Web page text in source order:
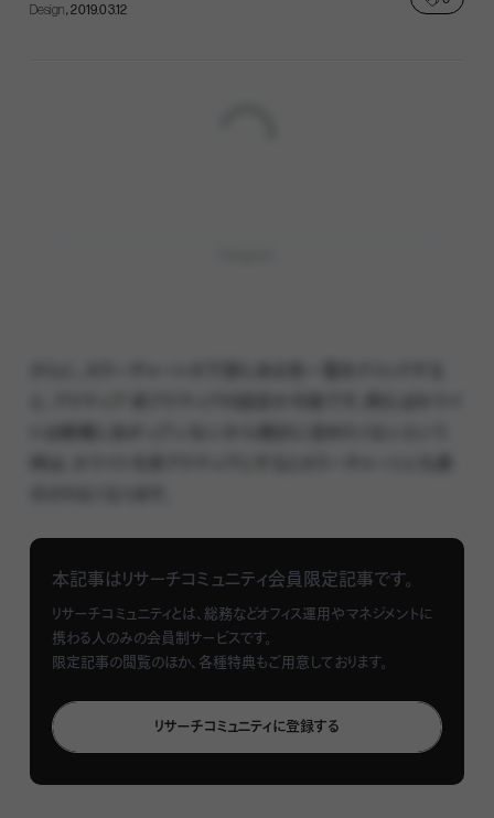
Design, 2019.03.12
色選びのご参考に！
ご利用してみていかがだったでしょうか？なんとなくキーワー
ドごとの違いを見てみるだけでも新しい気づきがあったので
ラーチャート通り、ピンクを主としてレッドとイエローを取り入
れれば間違いない！」とはいきませんが、表現したいことやブ
ランドをしっかり捉えた上で「まず候補の色を拾い出した
本記事はリサーチコミュニティ会員限定記事です。
リサーチコミュニティとは、総務などオフィス運用やマネジメントに
携わる人のみの会員制サービスです。
限定記事の閲覧のほか、各種特典もご用意しております。
リサーチコミュニティに登録する